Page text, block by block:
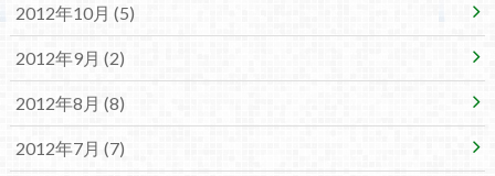
2012年10月 (5)
2012年9月 (2)
2012年8月 (8)
2012年7月 (7)